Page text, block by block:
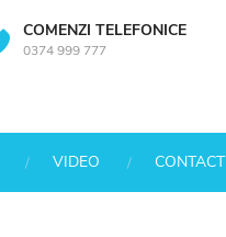
COMENZI TELEFONICE
0374 999 777
VIDEO CONTACT